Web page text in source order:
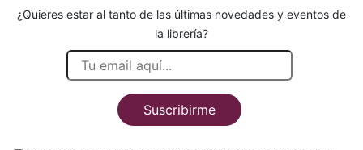
¿Quieres estar al tanto de las últimas novedades y eventos de
la librería?
Suscribirme